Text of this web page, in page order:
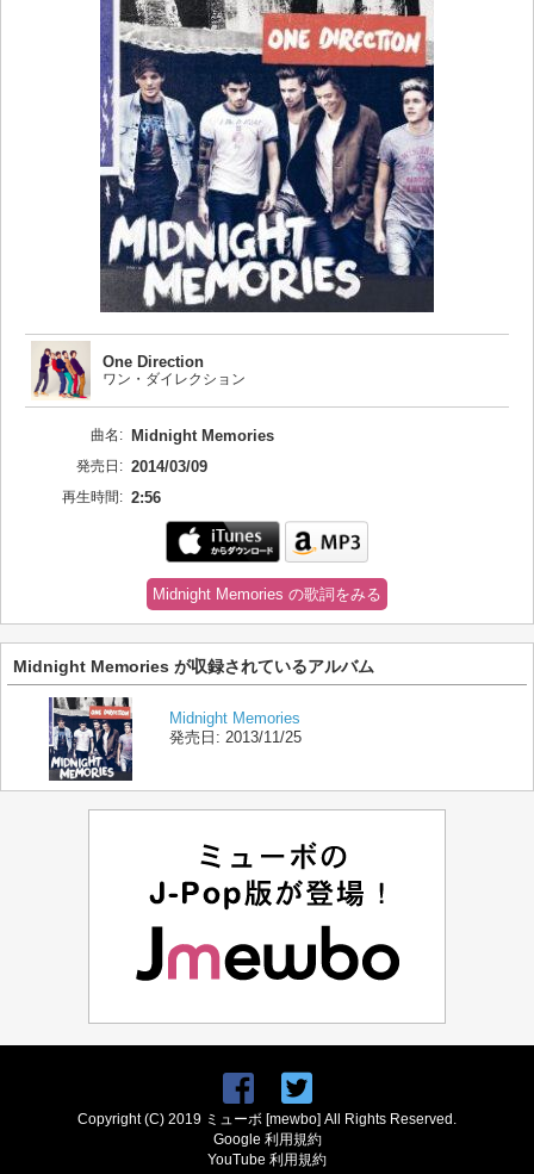
One Direction
ワン・ダイレクション
曲名: Midnight Memories
発売日: 2014/03/09
再生時間: 2:56
Midnight Memories の歌詞をみる
Midnight Memories が収録されているアルバム
Midnight Memories
発売日: 2013/11/25
Copyright (C) 2019 ミューボ [mewbo] All Rights Reserved.
Google 利用規約
YouTube 利用規約